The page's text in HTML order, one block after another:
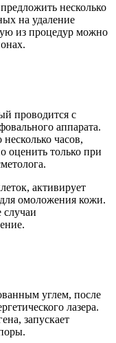
несколько
на удаление
из процедур можно
проводится с
аппарата.
часов,
оценить только при
активирует
омоложения кожи.
углем, после
лазера.
запускает